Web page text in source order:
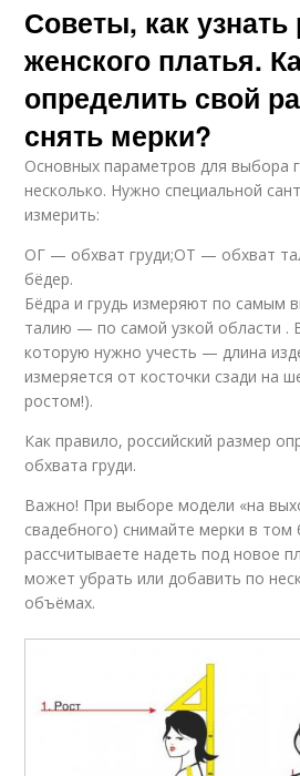
Советы, как узнать
женского платья.
определить свой
снять мерки?
Основных параметров для выбора
несколько. Нужно специальной
измерить:
ОГ — обхват груди;ОТ — обхват
бёдер.
Бёдра и грудь измеряют по самым
талию — по самой узкой области .
которую нужно учесть — длина
измеряется от косточки сзади на
ростом!).
Как правило, российский размер
обхвата груди.
Важно! При выборе модели «на
свадебного) снимайте мерки в том
рассчитываете надеть под новое
может убрать или добавить по
объёмах.